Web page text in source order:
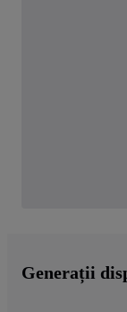
Generații